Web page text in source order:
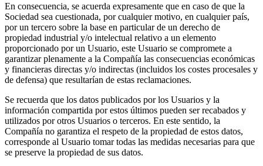
En consecuencia, se acuerda expresamente que en caso de que la
Sociedad sea cuestionada, por cualquier motivo, en cualquier país,
por un tercero sobre la base en particular de un derecho de
propiedad industrial y/o intelectual relativo a un elemento
proporcionado por un Usuario, este Usuario se compromete a
garantizar plenamente a la Compañía las consecuencias económicas
y financieras directas y/o indirectas (incluidos los costes procesales y
de defensa) que resultarían de estas reclamaciones.
Se recuerda que los datos publicados por los Usuarios y la
información compartida por estos últimos pueden ser recabados y
utilizados por otros Usuarios o terceros. En este sentido, la
Compañía no garantiza el respeto de la propiedad de estos datos,
corresponde al Usuario tomar todas las medidas necesarias para que
se preserve la propiedad de sus datos.